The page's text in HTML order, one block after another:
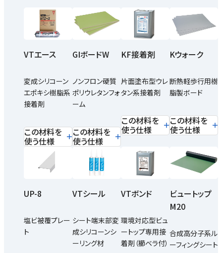
VTエース
変成シリコーン
エポキシ樹脂系
接着剤
この材料を
使う仕様
GIボードW
ノンフロン硬質
ポリウレタンフォ
ーム
この材料を
使う仕様
KF接着剤
片面塗布型ウレ
タン系接着剤
この材料を
使う仕様
Kウォーク
断熱軽歩行用樹
脂製ボード
この材料を
使う仕様
UP-8
塩ビ被覆プレー
ト
VTシール
シート端末部変
成シリコーンシ
ーリング材
VTボンド
環境対応型ビュ
ートップ専用接
着剤（櫛ベラ付）
ビュートップ
M20
合成高分子系ル
ーフィングシート